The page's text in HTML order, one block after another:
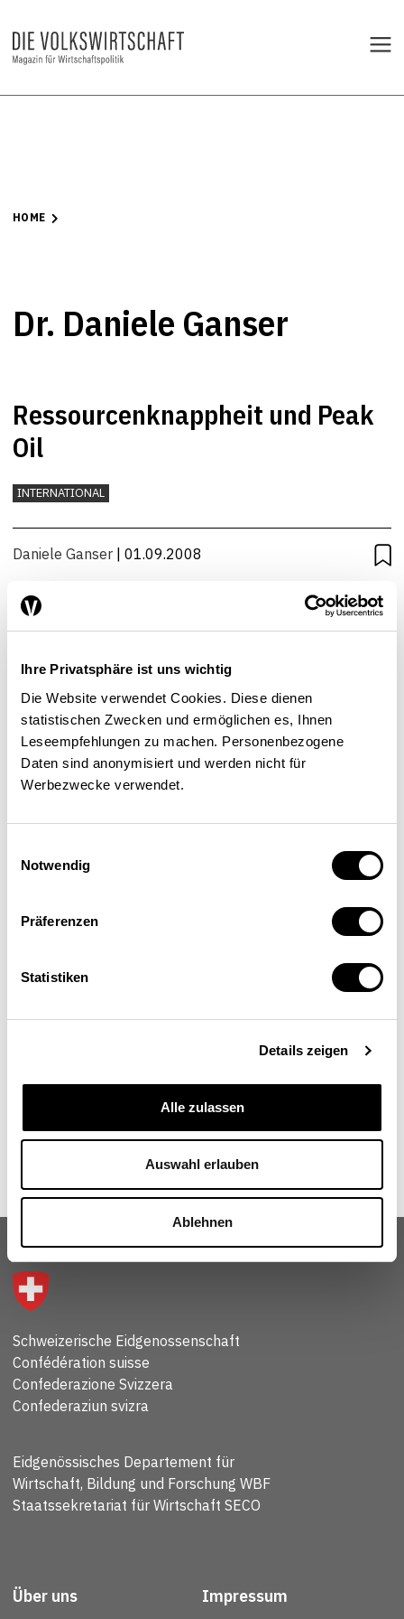
Ihre Privatsphäre ist uns wichtig
Die Website verwendet Cookies. Diese dienen
statistischen Zwecken und ermöglichen es, Ihnen
Leseempfehlungen zu machen. Personenbezogene
Daten sind anonymisiert und werden nicht für
Werbezwecke verwendet.
Notwendig
Präferenzen
Statistiken
Details zeigen
Alle zulassen
Auswahl erlauben
Ablehnen
HOME
Dr. Daniele Ganser
Ressourcenknappheit und Peak
Oil
INTERNATIONAL
Daniele Ganser | 01.09.2008
Präsident Aspo, Basel
Schweizerische Eidgenossenschaft
Confédération suisse
Confederazione Svizzera
Confederaziun svizra
Eidgenössisches Departement für
Wirtschaft, Bildung und Forschung WBF
Staatssekretariat für Wirtschaft SECO
Über uns
Impressum